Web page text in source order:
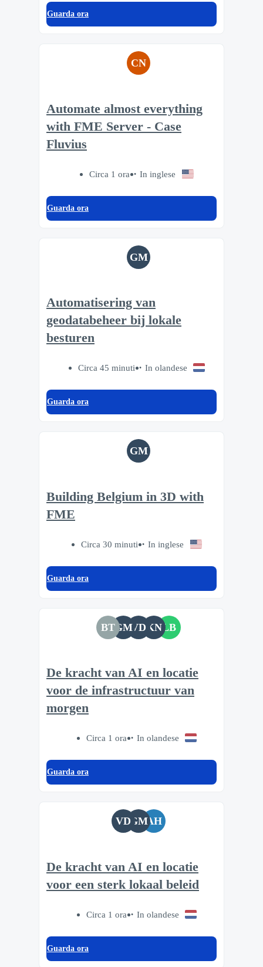
Guarda ora
CN
Automate almost everything
with FME Server - Case
Fluvius
Circa 1 ora In inglese
Guarda ora
GM
Automatisering van
geodatabeheer bij lokale
besturen
Circa 45 minuti In olandese
Guarda ora
GM
Building Belgium in 3D with
FME
Circa 30 minuti In inglese
Guarda ora
BTGMVD KN LB
De kracht van AI en locatie
voor de infrastructuur van
morgen
Circa 1 ora In olandese
Guarda ora
VDGMAH
De kracht van AI en locatie
voor een sterk lokaal beleid
Circa 1 ora In olandese
Guarda ora